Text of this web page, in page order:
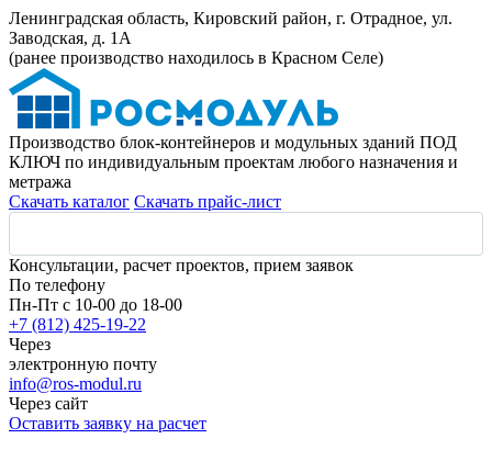
Ленинградская область, Кировский район, г. Отрадное, ул.
Заводская, д. 1А
(ранее производство находилось в Красном Селе)
Производство блок-контейнеров и модульных зданий ПОД
КЛЮЧ по индивидуальным проектам любого назначения и
метража
Скачать каталог Скачать прайс-лист
Консультации, расчет проектов, прием заявок
По телефону
Пн-Пт с 10-00 до 18-00
+7 (812) 425-19-22
Через
электронную почту
info@ros-modul.ru
Через сайт
Оставить заявку на расчет